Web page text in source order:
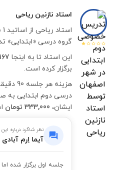
استاد نازنین ریاحی
گروه درسی
این استاد تا به اینجا ۱۶۷ جلسه موفق
برگزار کرده است.
هزینه
درسی دوم ابتدایی به
ایشان، 333,000 تومان
نظر شاگرد درباره
آیما اِرم آبادی
جلسه اول برگزار شده